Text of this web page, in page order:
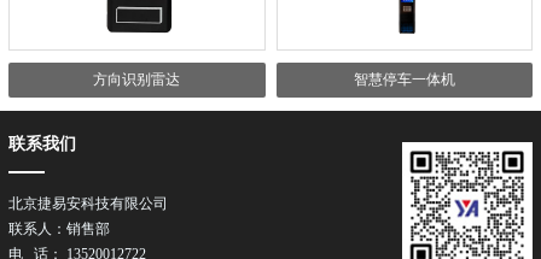
方向识别雷达 智慧停车一体机
联系我们
北京捷易安科技有限公司
联系人：销售部
电 话： 13520012722